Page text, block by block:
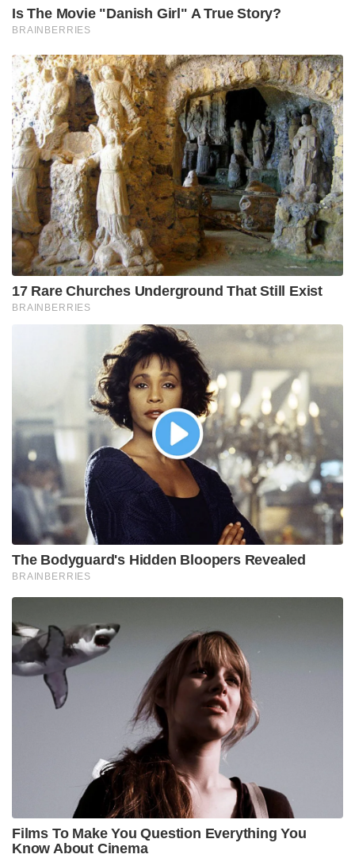
Is The Movie "Danish Girl" A True Story?
BRAINBERRIES
17 Rare Churches Underground That Still Exist
BRAINBERRIES
The Bodyguard's Hidden Bloopers Revealed
BRAINBERRIES
Films To Make You Question Everything You
Know About Cinema